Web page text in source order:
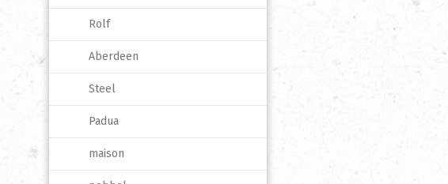
Rolf
Aberdeen
Steel
Padua
maison